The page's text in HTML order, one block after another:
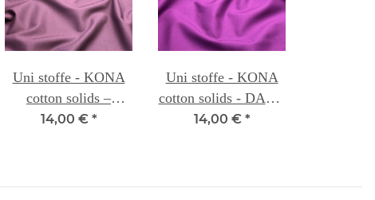
Uni stoffe - KONA
cotton solids –
RAISIN 045A
14,00 € *
Uni stoffe - KONA
cotton solids - DARK
VIOLET 055
14,00 € *